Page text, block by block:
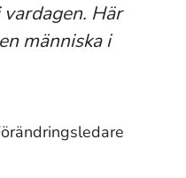
Här
människa i